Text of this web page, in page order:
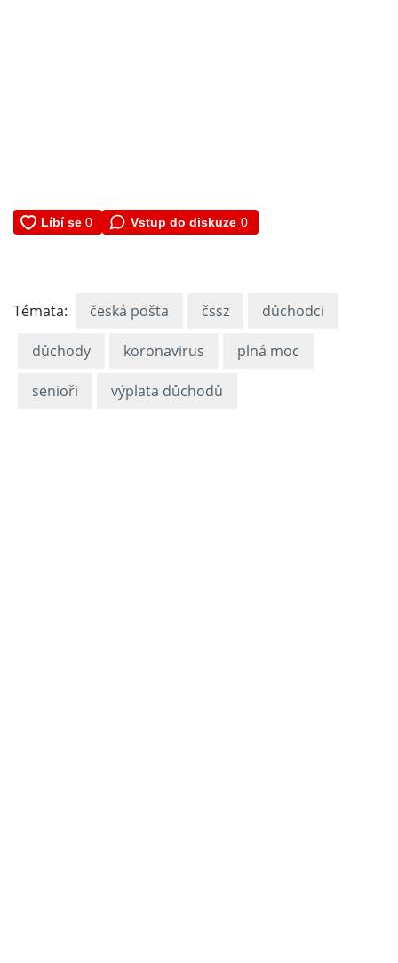
Vstup do diskuze 0
Témata: česká pošta čssz důchodci
důchody koronavirus plná moc
senioři výplata důchodů